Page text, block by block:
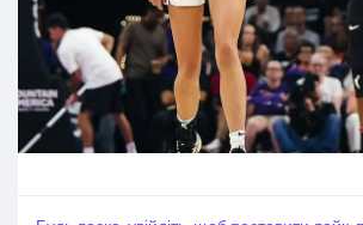
майданчика. Каннінгем також знялася
Illustrated Swimsuit і веде власний
👟 Показовим став і запуск її
кросівок Adidas Crazy Energy вартістю
Більшість розмірів були розпродані